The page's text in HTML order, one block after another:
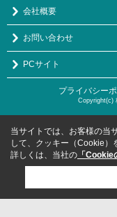
会社概要
お問い合わせ
PCサイト
プライバシー
Copyright(c)
当サイトでは、お客様の当
して、クッキー（Cookie）
詳しくは、当社の 「Cookie